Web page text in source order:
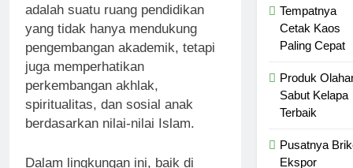
adalah suatu ruang pendidikan
yang tidak hanya mendukung
pengembangan akademik, tetapi
juga memperhatikan
perkembangan akhlak,
spiritualitas, dan sosial anak
berdasarkan nilai-nilai Islam.
Dalam lingkungan ini, baik di
Tempatnya
Cetak Kaos
Paling Cepat
Produk
Sabut Kelapa
Terbaik
Pusatnya
Ekspor